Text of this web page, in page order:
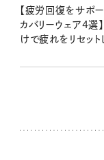
【疲労回復をサポー
カバリーウェア4選
けで疲れをリセット
必需品は？